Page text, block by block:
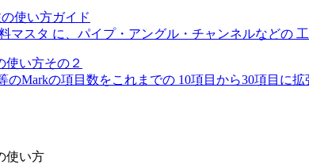
使い方ガイド
マスタ に、パイプ・アングル・チャンネルなどの
使い方その２
のMarkの項目数をこれまでの 10項目から30項目に
使い方